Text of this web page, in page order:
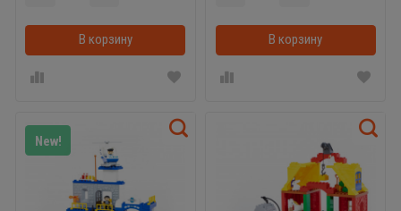
В корзину В корзинкеВ корзину
New!